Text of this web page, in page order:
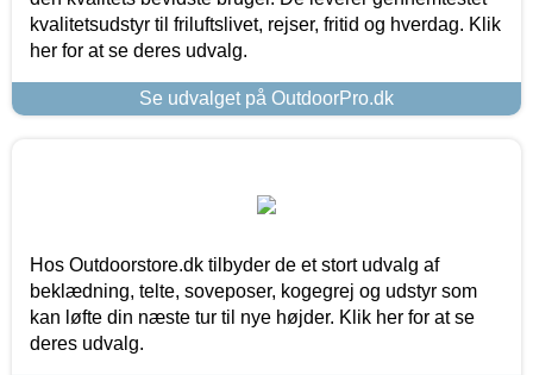
kvalitetsudstyr til friluftslivet, rejser, fritid og hverdag. Klik
her for at se deres udvalg.
Se udvalget på OutdoorPro.dk
Hos Outdoorstore.dk tilbyder de et stort udvalg af
beklædning, telte, soveposer, kogegrej og udstyr som
kan løfte din næste tur til nye højder. Klik her for at se
deres udvalg.